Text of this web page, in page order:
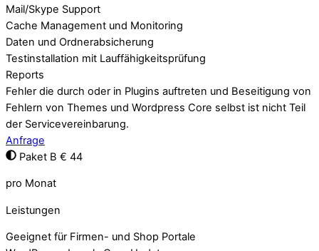
Mail/Skype Support
Cache Management und Monitoring
Daten und Ordnerabsicherung
Testinstallation mit Lauffähigkeitsprüfung
Reports
Fehler die durch oder in Plugins auftreten und Beseitigung von
Fehlern von Themes und Wordpress Core selbst ist nicht Teil
der Servicevereinbarung.
Anfrage
Paket B € 44
pro Monat
Leistungen
Geeignet für Firmen- und Shop Portale